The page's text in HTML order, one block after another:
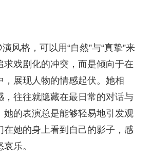
风格，可以用“自然”与“真挚”来
求戏剧化的冲突，而是倾向于在
，展现人物的情感起伏。她相
，往往就隐藏在最日常的对话与
她的表演总是能够轻易地引发观
在她的身上看到自己的影子，感
乐。